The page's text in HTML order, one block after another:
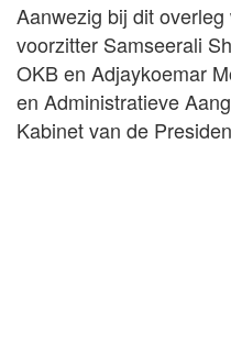
Aanwezig bij dit
voorzitter Samseerali
OKB en Adjaykoemar
en Administratieve
Kabinet van de